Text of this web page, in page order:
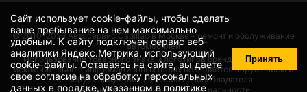
Сайт использует cookie-файлы, чтобы сделать
ваше пребывание на нем максимально
удобным. К cайту подключен сервис веб-
аналитики Яндекс.Метрика, использующий
cookie-файлы. Оставаясь на сайте, вы даете
своесогласие на обработку персональных
данных в порядке, указанном в политике
Принять
© 2010-2026Автосервис Cadillac в Москве – ремонт и обслуживание
автомобилей
Использование товарного знака и логотипов бренда происходит
исключительно в информационных целях не является нарушением и
не требует получения согласия правообладателя.
Защита данных и политика конфиденциальности.